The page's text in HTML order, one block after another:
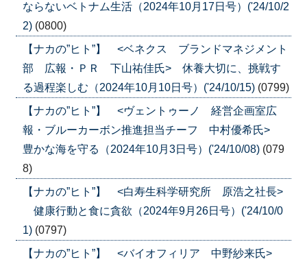
ならないベトナム生活（2024年10月17日号）('24/10/2
2) (0800)
【ナカの”ヒト”】 <ベネクス ブランドマネジメント
部 広報・ＰＲ 下山祐佳氏> 休養大切に、挑戦す
る過程楽しむ（2024年10月10日号）('24/10/15) (0799)
【ナカの”ヒト”】 <ヴェントゥーノ 経営企画室広
報・ブルーカーボン推進担当チーフ 中村優希氏>
豊かな海を守る（2024年10月3日号）('24/10/08) (079
8)
【ナカの”ヒト”】 <白寿生科学研究所 原浩之社長>
健康行動と食に貪欲（2024年9月26日号）('24/10/0
1) (0797)
【ナカの”ヒト”】 <バイオフィリア 中野紗来氏>